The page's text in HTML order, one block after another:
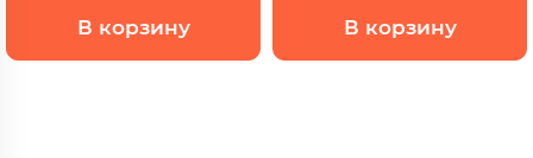
В корзину В корзину